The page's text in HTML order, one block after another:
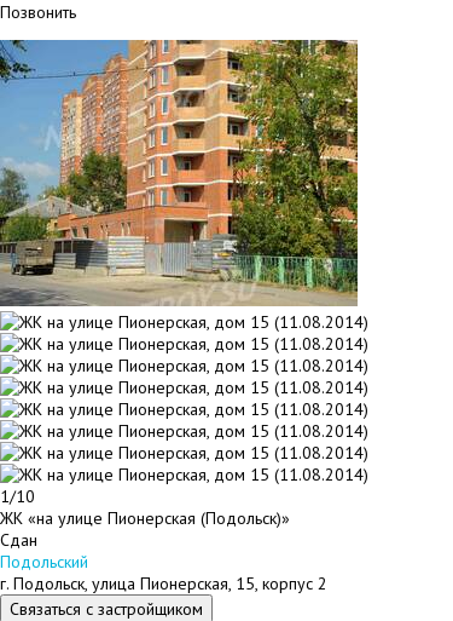
Позвонить
1/10
ЖК «на улице Пионерская (Подольск)»
Сдан
Подольский
г. Подольск, улица Пионерская, 15, корпус 2
Связаться с застройщиком